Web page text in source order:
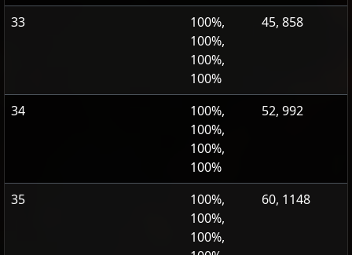
33
100%,
100%,
100%,
100%
45, 858
34
100%,
100%,
100%,
100%
52, 992
35
100%,
100%,
100%,
60, 1148